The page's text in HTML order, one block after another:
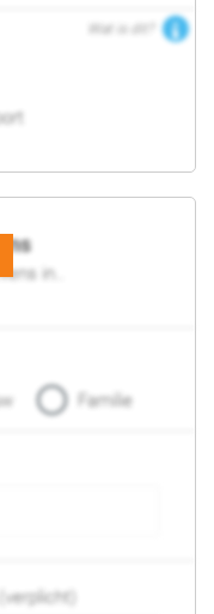
Wat is dit?
in..
Familie